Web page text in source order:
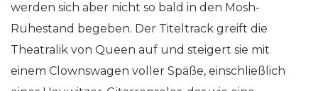
werden sich aber nicht so bald in den Mosh-
Ruhestand begeben. Der Titeltrack greift die
Theatralik von Queen auf und steigert sie mit
einem Clownswagen voller Späße, einschließlich